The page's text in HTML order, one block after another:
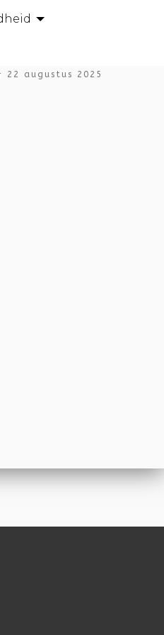
22 augustus 2025